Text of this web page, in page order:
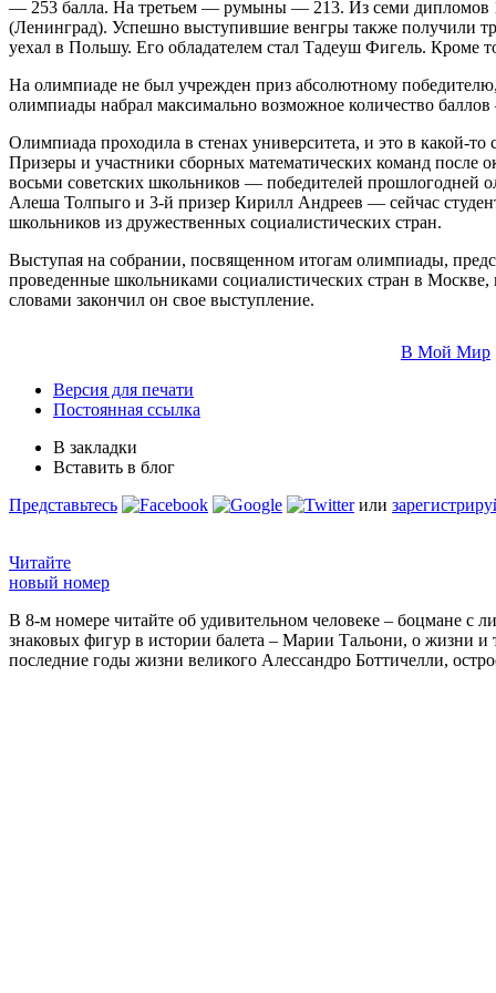
— 253 балла. На третьем — румыны — 213. Из семи
(Ленинград). Успешно выступившие венгры также получили
уехал в Польшу. Его обладателем стал Тадеуш Фигель. Кроме
На олимпиаде не был учрежден приз абсолютному
олимпиады набрал максимально возможное количество
Олимпиада проходила в стенах университета, и это в какой-
Призеры и участники сборных математических команд после
восьми советских школьников — победителей
Алеша Толпыго и 3-й призер Кирилл Андреев — сейчас
школьников из дружественных социалистических стран.
Выступая на собрании, посвященном итогам олимпиады,
проведенные школьниками социалистических стран в
словами закончил он свое выступление.
В Мой Мир
Версия для печати
Постоянная ссылка
В закладки
Вставить в блог
Представьтесь
или
Читайте
новый номер
В 8-м номере читайте об удивительном человеке – боцмане с
знаковых фигур в истории балета – Марии Тальони, о жизни
последние годы жизни великого Алессандро Боттичелли,